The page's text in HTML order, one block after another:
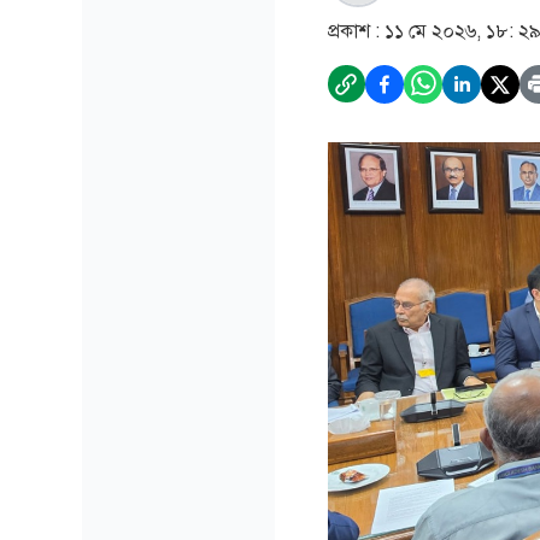
প্রকাশ : ১১ মে ২০২৬, ১৮: ২৯